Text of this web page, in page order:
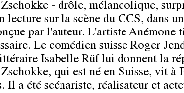
- drôle, mélancolique,
lecture sur la scène du CCS, dans
par l'auteur. L'artisteAnémone
Le comédien suisse Roger
Isabelle Rüf lui donnent la
qui est né en Suisse, vit à
Il a été scénariste, réalisateur et